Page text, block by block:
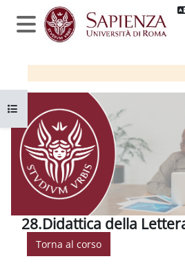
Vai al contenuto principale
Pannello laterale
28.Didattica della
Torna al corso
Apri indice del corso